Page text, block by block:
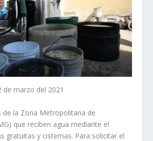
marzo del 2021
de la Zona Metropolitana de
que reciben agua mediante el
gratuitas y cisternas. Para solicitar el